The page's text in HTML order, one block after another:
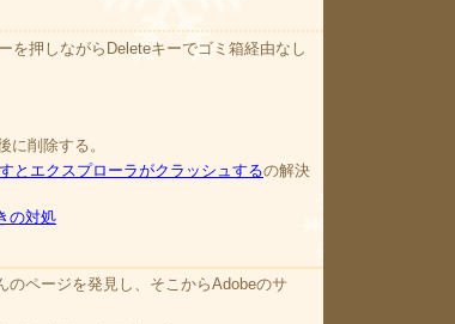
を押しながらDeleteキーでゴミ箱経由なし
削除する。
とエクスプローラがクラッシュするの解決
の対処
ページを発見し、そこからAdobeのサ